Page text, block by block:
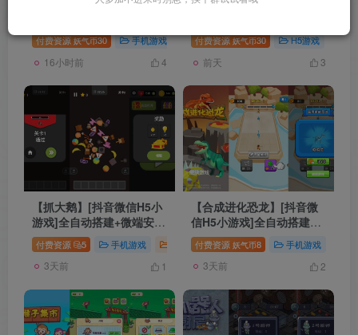
务端+视频参考搭建教程
付费资源 妖气币30 手机游戏 梦幻西游手游 游戏源码
16小时前 4
器登录]全自动搭建服务端
+详细文字搭建教程
付费资源 妖气币30 H5游戏 游
前天 3
【抓大鹅】[抖音微信H5小
游戏]全自动搭建+微端安卓
+视频参考搭建教程
付费资源 5 手机游戏 抖音微信H5小游戏 游戏源码
3天前 1
【合成进化恐龙】[抖音微
信H5小游戏]全自动搭建
+微端安卓+视频参考搭建
教程
付费资源 妖气币8 手机游戏
3天前 2